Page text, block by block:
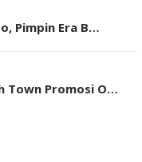
Pimpin Era B…
Town Promosi O…